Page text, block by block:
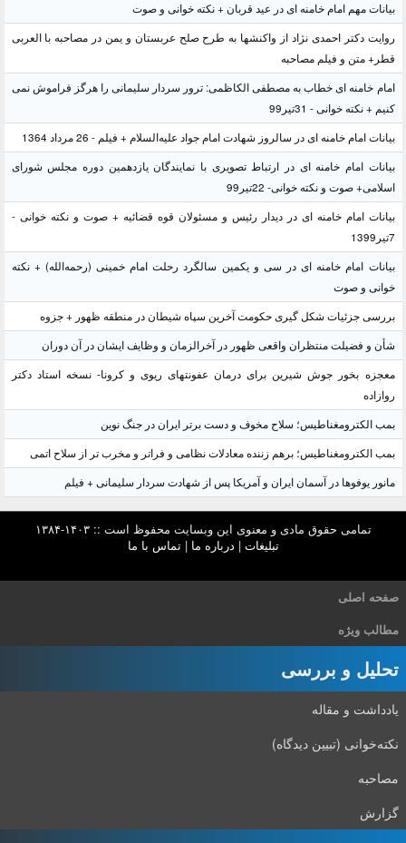
بیانات مهم امام خامنه ای در عید قربان + نکته خوانی و صوت
روایت دکتر احمدی نژاد از واکنشها به طرح صلح عربستان و یمن در مصاحبه با العربی
قطر+ متن و فیلم مصاحبه
امام خامنه ای خطاب به مصطفی الکاظمی: ترور سردار سلیمانی را هرگز فراموش نمی
کنیم + نکته خوانی - 31تیر99
بیانات امام خامنه ای در سالروز شهادت امام جواد علیه‌السلام + فیلم - 26 مرداد 1364
بیانات امام خامنه ای در ارتباط تصویری با نمایندگان یازدهمین دوره مجلس شورای
اسلامی+ صوت و نکته خوانی- 22تیر99
بیانات امام خامنه ای در دیدار رئیس و مسئولان قوه قضائیه + صوت و نکته خوانی -
7تیر1399
بیانات امام خامنه ای در سی و یکمین سالگرد رحلت امام خمینی (رحمه‌الله) + نکته
خوانی و صوت
بررسی جزئیات شکل گیری حکومت آخرین سپاه شیطان در منطقه ظهور + جزوه
شأن و فضیلت منتظران واقعی ظهور در آخرالزمان و وظایف ایشان در آن دوران
معجزه بخور جوش شیرین برای درمان عفونتهای ریوی و کرونا- نسخه استاد دکتر
روازاده
بمب الکترومغناطیس؛ سلاح مخوف و دست برتر ایران در جنگ نوین
بمب الکترومغناطیس؛ برهم زننده معادلات نظامی و فراتر و مخرب تر از سلاح اتمی
مانور یوفوها در آسمان ایران و آمریکا پس از شهادت سردار سلیمانی + فیلم
تمامی حقوق مادی و معنوی این وبسایت محفوظ است :: ۱۴۰۳-۱۳۸۴
تبلیغات | درباره ما |تماس با ما
صفحه اصلی
مطالب ویژه
تحلیل و بررسی
یادداشت و مقاله
نکته‌خوانی (تبیین دیدگاه)
مصاحبه
گزارش